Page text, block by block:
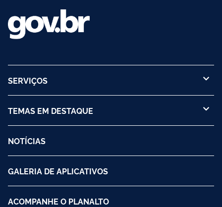
SERVIÇOS
TEMAS EM DESTAQUE
NOTÍCIAS
GALERIA DE APLICATIVOS
ACOMPANHE O PLANALTO